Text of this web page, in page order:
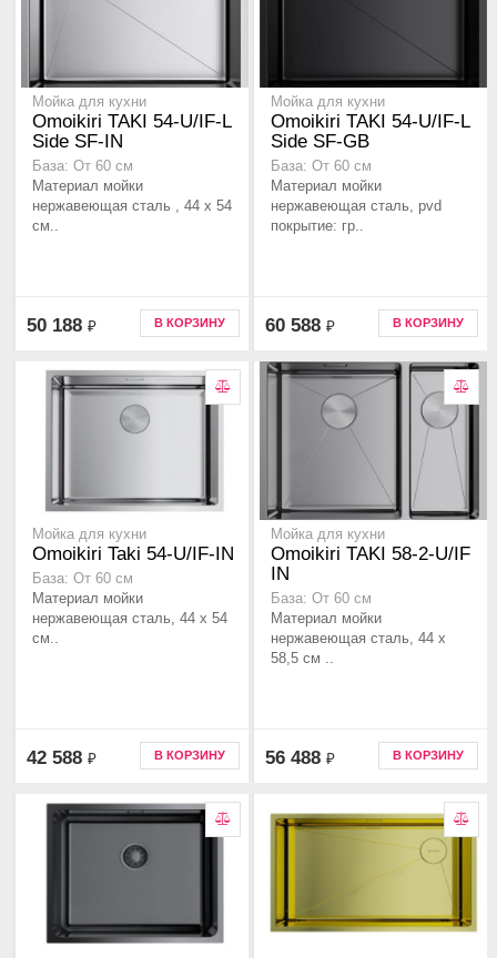
Мойка для кухни
Omoikiri TAKI 54-U/IF-L
Side SF-IN
База: От 60 см
Материал мойки
нержавеющая сталь , 44 x 54
см..
50 188 ₽ В КОРЗИНУ
Мойка для кухни
Omoikiri TAKI 54-U/IF-L
Side SF-GB
База: От 60 см
Материал мойки
нержавеющая сталь, pvd
покрытие: гр..
60 588 ₽ В КОРЗИНУ
Мойка для кухни
Omoikiri Taki 54-U/IF-IN
База: От 60 см
Материал мойки
нержавеющая сталь, 44 x 54
см..
42 588 ₽ В КОРЗИНУ
Мойка для кухни
Omoikiri TAKI 58-2-U/IF
IN
База: От 60 см
Материал мойки
нержавеющая сталь, 44 x
58,5 см ..
56 488 ₽ В КОРЗИНУ